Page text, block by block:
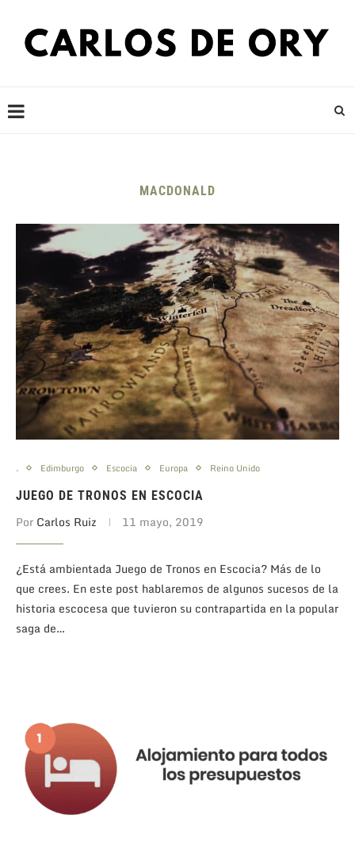
MACDONALD
. Edimburgo Escocia Europa Reino Unido
JUEGO DE TRONOS EN ESCOCIA
Por Carlos Ruiz 11 mayo, 2019
¿Está ambientada Juego de Tronos en Escocia? Más de lo
que crees. En este post hablaremos de algunos sucesos de la
historia escocesa que tuvieron su contrapartida en la popular
saga de…